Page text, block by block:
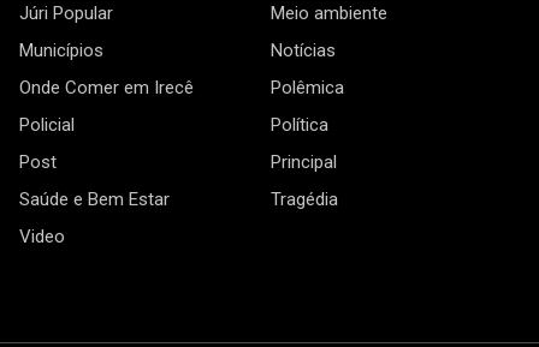
Júri Popular
Meio ambiente
Municípios
Notícias
Onde Comer em Irecê
Polêmica
Policial
Política
Post
Principal
Saúde e Bem Estar
Tragédia
Video